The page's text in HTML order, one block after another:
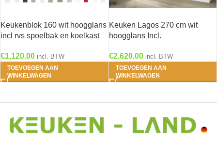
Keukenblok 160 wit hoogglans
incl rvs spoelbak en koelkast
€1,120.00 incl. BTW
TOEVOEGEN AAN
WINKELWAGEN
Keuken Lagos 270 cm wit
hoogglans Incl.
€2,620.00 incl. BTW
TOEVOEGEN AAN
WINKELWAGEN